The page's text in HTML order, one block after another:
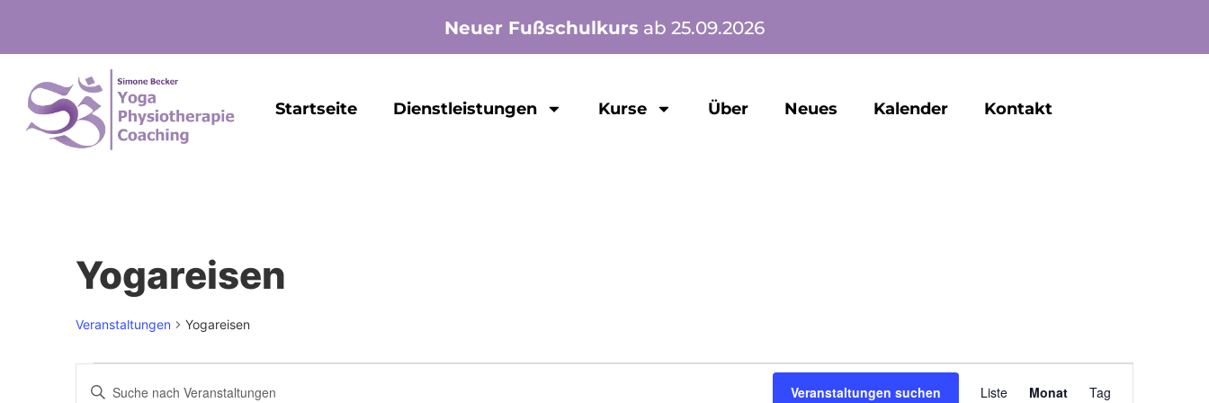
Neuer Fußschulkurs ab 25.09.2026
Startseite Dienstleistungen Kurse Über Neues Kalender Kontakt
Yogareisen
Veranstaltungen Yogareisen
Veranstaltungen
Bitte
Schlüsselwort
Veranstaltungen suchen Liste Monat Tag